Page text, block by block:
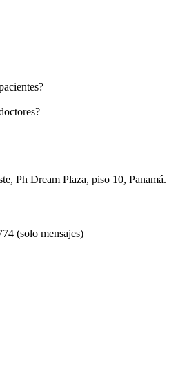
Ph Dream Plaza, piso 10, Panamá.
(solo mensajes)